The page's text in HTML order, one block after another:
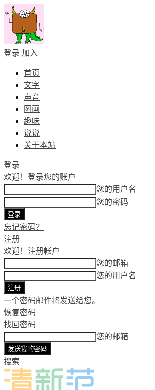
登录 加入
首页
文字
声音
图画
趣味
说说
关于本站
登录
欢迎！ 登录您的账户
您的用户名
您的密码
忘记密码？
注册
欢迎！ 注册帐户
您的邮箱
您的用户名
一个密码邮件将发送给您。
恢复密码
找回密码
您的邮箱
搜索